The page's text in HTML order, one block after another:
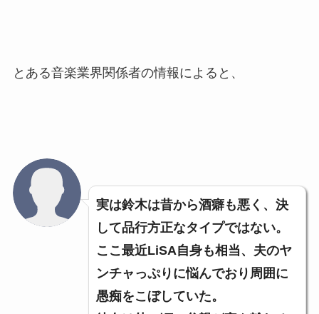
とある音楽業界関係者の情報によると、
実は鈴木は昔から酒癖も悪く、決
して品行方正なタイプではない。
ここ最近LiSA自身も相当、夫のヤ
ンチャっぷりに悩んでおり周囲に
愚痴をこぼしていた。